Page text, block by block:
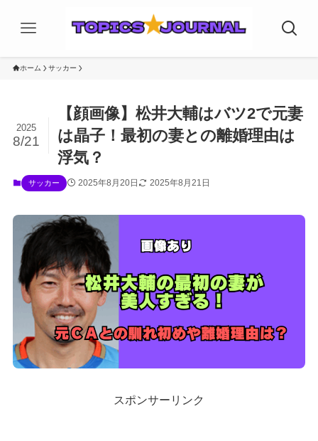
ホーム サッカー
【顔画像】松井大輔はバツ2で元妻
は晶子！最初の妻との離婚理由は
浮気？
2025
8/21
サッカー 2025年8月20日 2025年8月21日
スポンサーリンク